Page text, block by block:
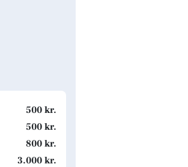
500 kr.
500 kr.
800 kr.
3.000 kr.